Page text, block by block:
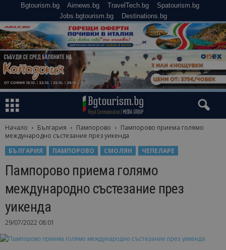
Bgtourism.bg Airnews.bg TravelTech.bg
Spatourism.bg
Jobs.bgtourism.bg
Destinations.bg
Начало България Пампорово
Пампорово приема голямо
международно състезание през уикенда
БЪЛГАРИЯ
ПАМПОРОВО СМОЛЯН ЧЕПЕЛАРЕ
Пампорово приема голямо
международно състезание през
уикенда
29/07/2022 08:01